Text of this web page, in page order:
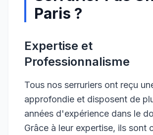
Paris ?
Expertise et
Professionnalisme
Tous nos serruriers ont reçu
approfondie et disposent de
années d'expérience dans le
Grâce à leur expertise, ils sont